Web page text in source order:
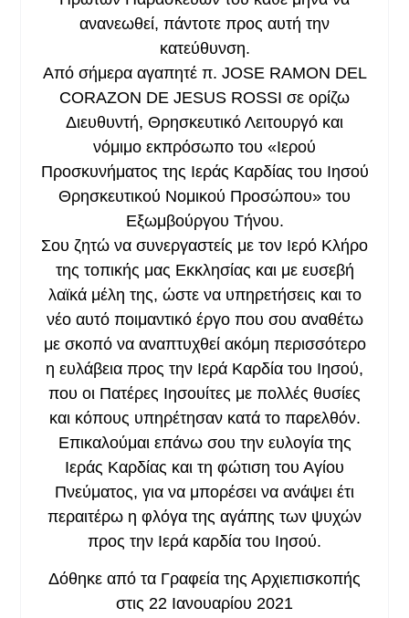
ανανεωθεί, πάντοτε προς αυτή την
κατεύθυνση.
Από σήμερα αγαπητέ π. JOSE RAMON DEL
CORAZON DE JESUS ROSSI σε ορίζω
Διευθυντή, Θρησκευτικό Λειτουργό και
νόμιμο εκπρόσωπο του «Ιερού
Προσκυνήματος της Ιεράς Καρδίας του Ιησού
Θρησκευτικού Νομικού Προσώπου» του
Εξωμβούργου Τήνου.
Σου ζητώ να συνεργαστείς με τον Ιερό Κλήρο
της τοπικής μας Εκκλησίας και με ευσεβή
λαϊκά μέλη της, ώστε να υπηρετήσεις και το
νέο αυτό ποιμαντικό έργο που σου αναθέτω
με σκοπό να αναπτυχθεί ακόμη περισσότερο
η ευλάβεια προς την Ιερά Καρδία του Ιησού,
που οι Πατέρες Ιησουίτες με πολλές θυσίες
και κόπους υπηρέτησαν κατά το παρελθόν.
Επικαλούμαι επάνω σου την ευλογία της
Ιεράς Καρδίας και τη φώτιση του Αγίου
Πνεύματος, για να μπορέσει να ανάψει έτι
περαιτέρω η φλόγα της αγάπης των ψυχών
προς την Ιερά καρδία του Ιησού.
Δόθηκε από τα Γραφεία της Αρχιεπισκοπής
στις 22 Ιανουαρίου 2021